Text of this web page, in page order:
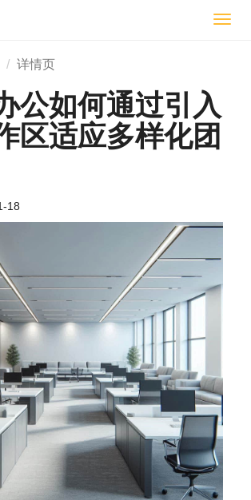
切
详情页
公如何通过引入
区适应多样化团
18